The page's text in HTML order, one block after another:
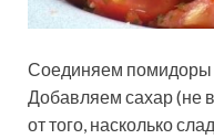
Соединяем помидоры
Добавляем сахар (не
от того, насколько